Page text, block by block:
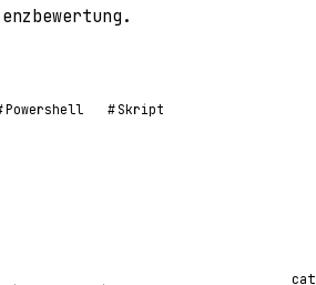
Powershell Skript
cat